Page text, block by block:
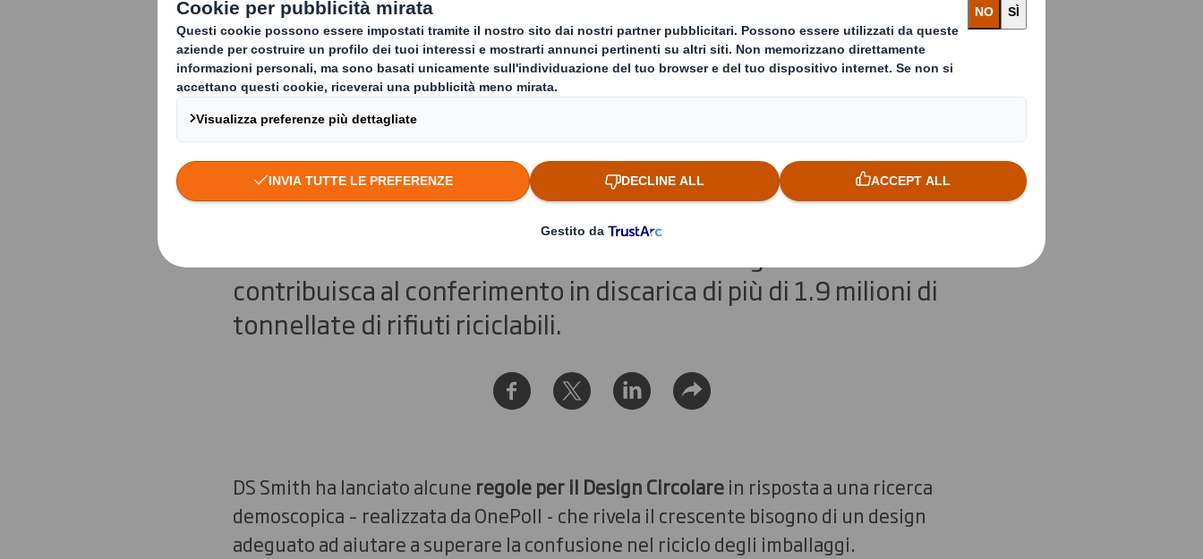
DS Smith lancia le regole di Design
Circolare per un packaging sostenibile
Questo progetto arriva in risposta ad una nuova ricerca che
contribuisca al conferimento in discarica di più di 1.9 milioni di
tonnellate di rifiuti riciclabili.
DS Smith ha lanciato alcune regole per il Design Circolarein risposta a una ricerca
demoscopica – realizzata da OnePoll - che rivela il crescente bisogno di un design
adeguato ad aiutare a superare la confusione nel riciclo degli imballaggi.